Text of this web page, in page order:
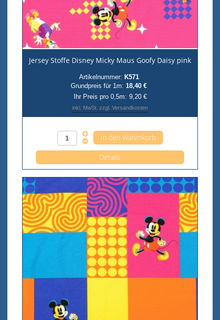
Jersey Stoffe Disney Micky Maus Goofy Daisy pink
Artikelnummer: K571
Grundpreis für 1m: 18,40 €
Ihr Preis pro 0,5m: 9,20 €
inkl. MwSt. zzgl. Versandkosten
Details